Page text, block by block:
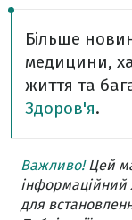
Більше
медицини,
життя та
Здоров'я.
Важливо!Цей
інформаційний
для